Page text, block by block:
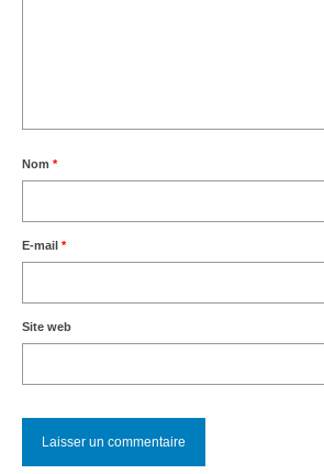
Nom *
E-mail *
Site web